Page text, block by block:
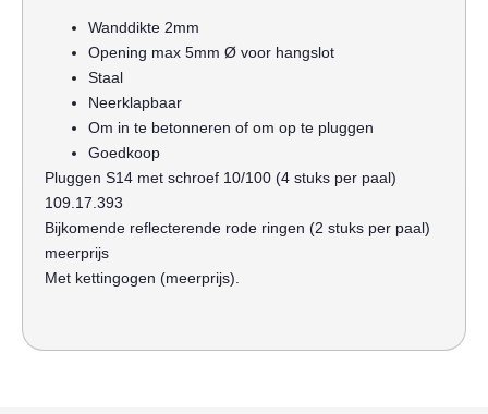
Wanddikte 2mm
Opening max 5mm Ø voor hangslot
Staal
Neerklapbaar
Om in te betonneren of om op te pluggen
Goedkoop
Pluggen S14 met schroef 10/100 (4 stuks per paal)
109.17.393
Bijkomende reflecterende rode ringen (2 stuks per paal)
meerprijs
Met kettingogen (meerprijs).